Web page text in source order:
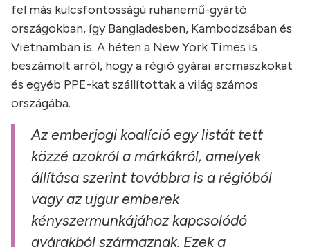
fel más kulcsfontosságú ruhanemű-gyártó
országokban, így Bangladesben, Kambodzsában és
Vietnamban is. A héten a New York Times is
beszámolt arról, hogy a régió gyárai arcmaszkokat
és egyéb PPE-kat szállítottak a világ számos
országába.
Az emberjogi koalíció egy listát tett
közzé azokról a márkákról, amelyek
állítása szerint továbbra is a régióból
vagy az ujgur emberek
kényszermunkájához kapcsolódó
gyárakból származnak. Ezek a